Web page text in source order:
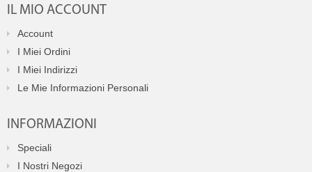
IL MIO ACCOUNT
Account
I Miei Ordini
I Miei Indirizzi
Le Mie Informazioni Personali
INFORMAZIONI
Speciali
I Nostri Negozi